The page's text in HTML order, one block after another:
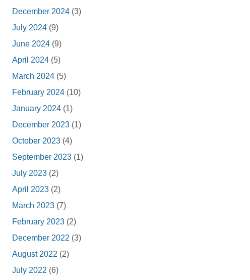
December 2024 (3)
July 2024 (9)
June 2024 (9)
April 2024 (5)
March 2024 (5)
February 2024 (10)
January 2024 (1)
December 2023 (1)
October 2023 (4)
September 2023 (1)
July 2023 (2)
April 2023 (2)
March 2023 (7)
February 2023 (2)
December 2022 (3)
August 2022 (2)
July 2022 (6)